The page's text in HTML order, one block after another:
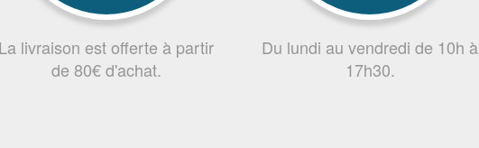
La livraison est offerte à partir
de 80€ d'achat.
Du lundi au vendredi de 10h à
17h30.